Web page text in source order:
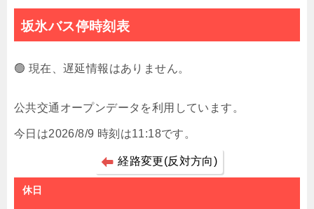
坂氷バス停時刻表
🟢 現在、遅延情報はありません。
公共交通オープンデータを利用しています。
今日は2026/8/9 時刻は11:18です。
経路変更(反対方向)
休日